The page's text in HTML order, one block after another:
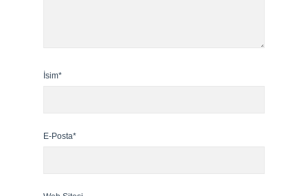
İsim*
E-Posta*